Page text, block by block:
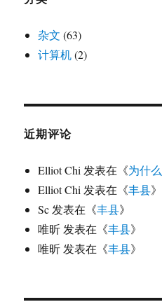
杂文 (63)
计算机(2)
近期评论
Elliot Chi发表在《为什
Elliot Chi发表在《丰县》
Sc发表在《丰县》
唯昕发表在《丰县》
唯昕发表在《丰县》